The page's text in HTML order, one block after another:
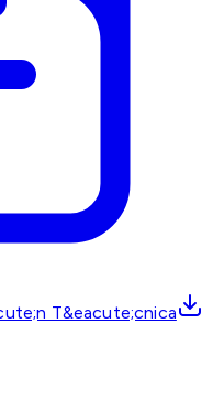
T&eacute;cnica